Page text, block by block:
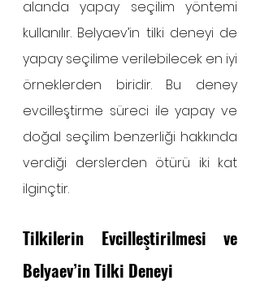
alanda yapay seçilim yöntemi
kullanılır. Belyaev’in tilki deneyi de
yapay seçilime verilebilecek en iyi
örneklerden biridir. Bu deney
evcilleştirme süreci ile yapay ve
doğal seçilim benzerliği hakkında
verdiği derslerden ötürü iki kat
ilginçtir.
Tilkilerin Evcilleştirilmesi ve
Belyaev’in Tilki Deneyi